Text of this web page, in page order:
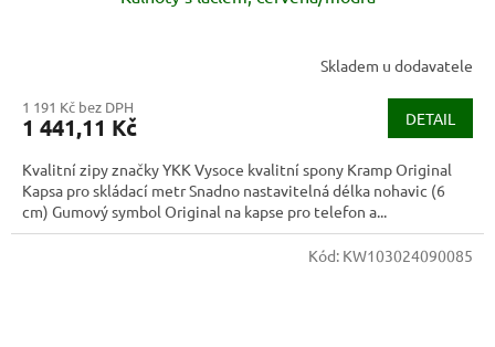
Skladem u dodavatele
1 191 Kč bez DPH
1 441,11 Kč DETAIL
Kvalitní zipy značky YKK Vysoce kvalitní spony Kramp Original
Kapsa pro skládací metr Snadno nastavitelná délka nohavic (6
cm) Gumový symbol Original na kapse pro telefon a...
Kód: KW103024090085